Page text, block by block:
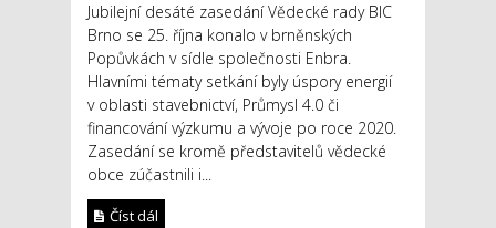
Jubilejní desáté zasedání Vědecké rady BIC
Brno se 25. října konalo v brněnských
Popůvkách v sídle společnosti Enbra.
Hlavními tématy setkání byly úspory energií
v oblasti stavebnictví, Průmysl 4.0 či
financování výzkumu a vývoje po roce 2020.
Zasedání se kromě představitelů vědecké
obce zúčastnili i...
Číst dál